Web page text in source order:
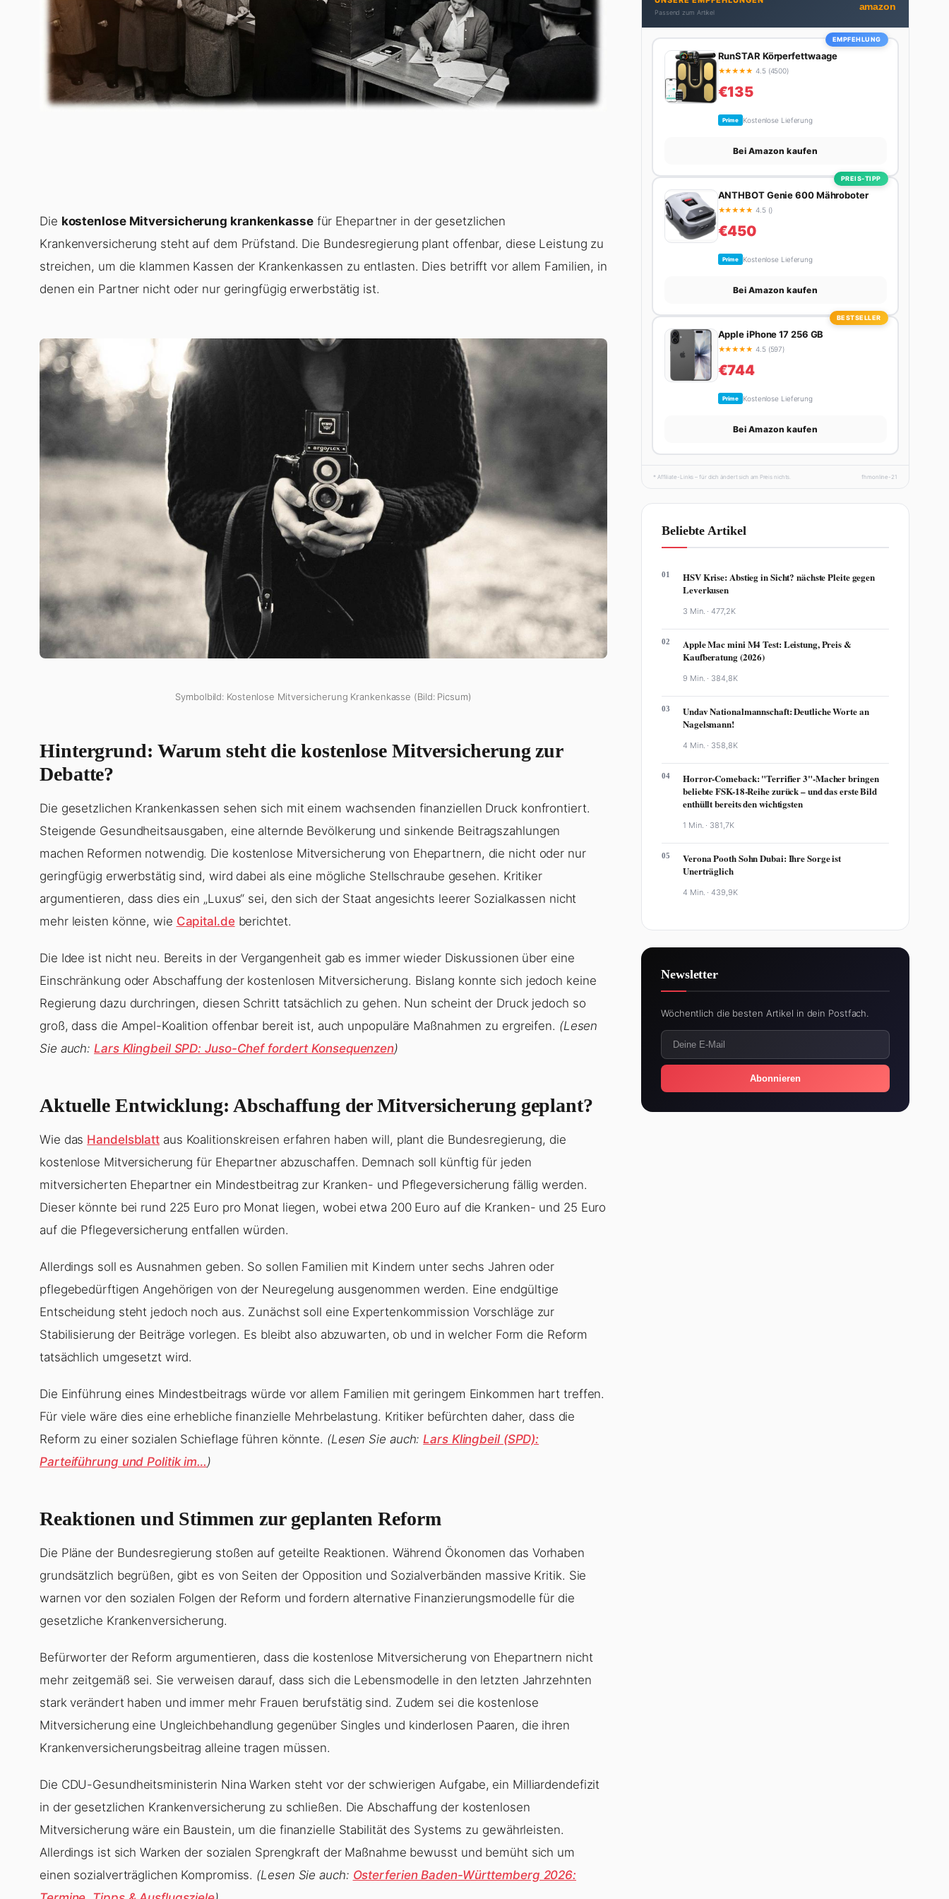
Die kostenlose Mitversicherung krankenkassefür Ehepartner in der gesetzlichen
Krankenversicherung steht auf dem Prüfstand. Die Bundesregierung plant offenbar, diese Leistung zu
streichen, um die klammen Kassen der Krankenkassen zu entlasten. Dies betrifft vor allem Familien, in
denen ein Partner nicht oder nur geringfügig erwerbstätig ist.
Symbolbild: Kostenlose Mitversicherung Krankenkasse (Bild: Picsum)
Hintergrund: Warum steht die kostenlose Mitversicherung zur
Debatte?
Die gesetzlichen Krankenkassen sehen sich mit einem wachsenden finanziellen Druck konfrontiert.
Steigende Gesundheitsausgaben, eine alternde Bevölkerung und sinkende Beitragszahlungen
machen Reformen notwendig. Die kostenlose Mitversicherung von Ehepartnern, die nicht oder nur
geringfügig erwerbstätig sind, wird dabei als eine mögliche Stellschraube gesehen. Kritiker
argumentieren, dass dies ein „Luxus“ sei, den sich der Staat angesichts leerer Sozialkassen nicht
mehr leisten könne, wie Capital.deberichtet.
Die Idee ist nicht neu. Bereits in der Vergangenheit gab es immer wieder Diskussionen über eine
Einschränkung oder Abschaffung der kostenlosen Mitversicherung. Bislang konnte sich jedoch keine
Regierung dazu durchringen, diesen Schritt tatsächlich zu gehen. Nun scheint der Druck jedoch so
groß, dass die Ampel-Koalition offenbar bereit ist, auch unpopuläre Maßnahmen zu ergreifen. (Lesen
Sie auch:Lars Klingbeil SPD: Juso-Chef fordert Konsequenzen)
Aktuelle Entwicklung: Abschaffung der Mitversicherung geplant?
Wie das Handelsblatt aus Koalitionskreisen erfahren haben will, plant die Bundesregierung, die
kostenlose Mitversicherung für Ehepartner abzuschaffen. Demnach soll künftig für jeden
mitversicherten Ehepartner ein Mindestbeitrag zur Kranken- und Pflegeversicherung fällig werden.
Dieser könnte bei rund 225 Euro pro Monat liegen, wobei etwa 200 Euro auf die Kranken- und 25 Euro
auf die Pflegeversicherung entfallen würden.
Allerdings soll es Ausnahmen geben. So sollen Familien mit Kindern unter sechs Jahren oder
pflegebedürftigen Angehörigen von der Neuregelung ausgenommen werden. Eine endgültige
Entscheidung steht jedoch noch aus. Zunächst soll eine Expertenkommission Vorschläge zur
Stabilisierung der Beiträge vorlegen. Es bleibt also abzuwarten, ob und in welcher Form die Reform
tatsächlich umgesetzt wird.
Die Einführung eines Mindestbeitrags würde vor allem Familien mit geringem Einkommen hart treffen.
Für viele wäre dies eine erhebliche finanzielle Mehrbelastung. Kritiker befürchten daher, dass die
Reform zu einer sozialen Schieflage führen könnte. (Lesen Sie auch:Lars Klingbeil (SPD):
Parteiführung und Politik im… )
Reaktionen und Stimmen zur geplanten Reform
Die Pläne der Bundesregierung stoßen auf geteilte Reaktionen. Während Ökonomen das Vorhaben
grundsätzlich begrüßen, gibt es von Seiten der Opposition und Sozialverbänden massive Kritik. Sie
warnen vor den sozialen Folgen der Reform und fordern alternative Finanzierungsmodelle für die
gesetzliche Krankenversicherung.
Befürworter der Reform argumentieren, dass die kostenlose Mitversicherung von Ehepartnern nicht
mehr zeitgemäß sei. Sie verweisen darauf, dass sich die Lebensmodelle in den letzten Jahrzehnten
stark verändert haben und immer mehr Frauen berufstätig sind. Zudem sei die kostenlose
Mitversicherung eine Ungleichbehandlung gegenüber Singles und kinderlosen Paaren, die ihren
Krankenversicherungsbeitrag alleine tragen müssen.
Die CDU-Gesundheitsministerin Nina Warken steht vor der schwierigen Aufgabe, ein Milliardendefizit
in der gesetzlichen Krankenversicherung zu schließen. Die Abschaffung der kostenlosen
Mitversicherung wäre ein Baustein, um die finanzielle Stabilität des Systems zu gewährleisten.
Allerdings ist sich Warken der sozialen Sprengkraft der Maßnahme bewusst und bemüht sich um
einen sozialverträglichen Kompromiss. (Lesen Sie auch: Osterferien Baden-Württemberg 2026:
Promi-Welt aufspürt oder die besten Lifestyle-
Empfehlungen zusammenstellt, findet man ihn
beim Wandern in den Schweizer Alpen, am Grill mit
Freunden oder auf der Suche nach dem perfekten
Espresso. Sein Motto: Lieber einmal richtig als
zehnmal halb.
Passend zum Artikel
amazon
EMPFEHLUNG
RunSTAR Körperfettwaage
★★★★★ 4.5 (4500)
€135
Prime Kostenlose Lieferung
Bei Amazon kaufen
PREIS-TIPP
ANTHBOT Genie 600 Mähroboter
★★★★★ 4.5 ()
€450
Prime Kostenlose Lieferung
Bei Amazon kaufen
BESTSELLER
Apple iPhone 17 256 GB
★★★★★ 4.5 (597)
€744
Prime Kostenlose Lieferung
Bei Amazon kaufen
* Affiliate-Links – für dich ändert sich am Preis nichts. fhmonline-21
Beliebte Artikel
01
HSV Krise: Abstieg in Sicht? nächste Pleite gegen
Leverkusen
3 Min. ·477,2K
02
Apple Mac mini M4 Test: Leistung, Preis &
Kaufberatung (2026)
9 Min. · 384,8K
03
Undav Nationalmannschaft: Deutliche Worte an
Nagelsmann!
4 Min. · 358,8K
04
Horror-Comeback: "Terrifier 3"-Macher bringen
beliebte FSK-18-Reihe zurück – und das erste Bild
enthüllt bereits den wichtigsten
1 Min. · 381,7K
05
Verona Pooth Sohn Dubai: Ihre Sorge ist
Unerträglich
4 Min. ·439,9K
Newsletter
Wöchentlich die besten Artikel in dein Postfach.
Abonnieren